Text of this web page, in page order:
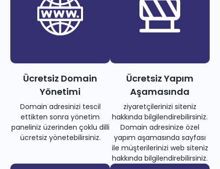
Ücretsiz Domain
Yönetimi
Domain adresinizi tescil
ettikten sonra yönetim
paneliniz üzerinden çoklu dilli
ücretsiz yönetebilirsiniz.
Ücretsiz Yapım
Aşamasında
ziyaretçilerinizi siteniz
hakkında bilgilendirebilirsiniz.
Domain adresinize özel
yapım aşamasında sayfası
ile müşterilerinizi web siteniz
hakkında bilgilendirebilirsiniz.